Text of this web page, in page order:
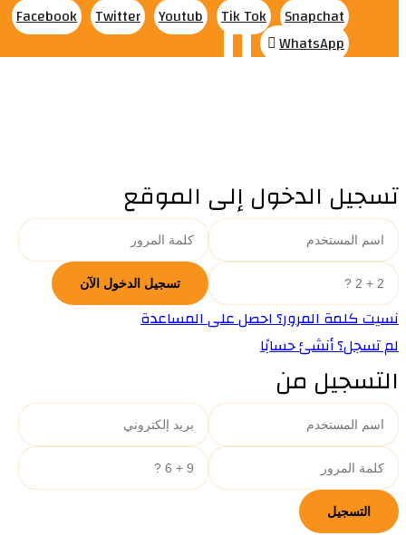
Facebook Twitter Youtub Tik Tok
Snapchat
WhatsApp
تسجيل الدخول إلى الموقع
نسيت كلمة المرور؟ احصل على المساعدة
لم تسجل؟ أنشئ حسابًا
التسجيل من